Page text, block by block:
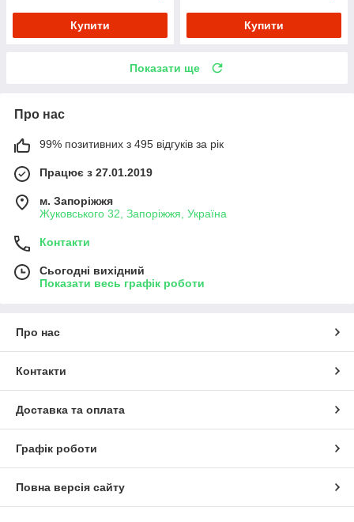
Купити Купити
Показати ще
Про нас
99% позитивних з 495 відгуків за рік
Працює з 27.01.2019
м. Запоріжжя
Жуковського 32, Запоріжжя, Україна
Контакти
Сьогодні вихідний
Показати весь графік роботи
Про нас
Контакти
Доставка та оплата
Графік роботи
Повна версія сайту